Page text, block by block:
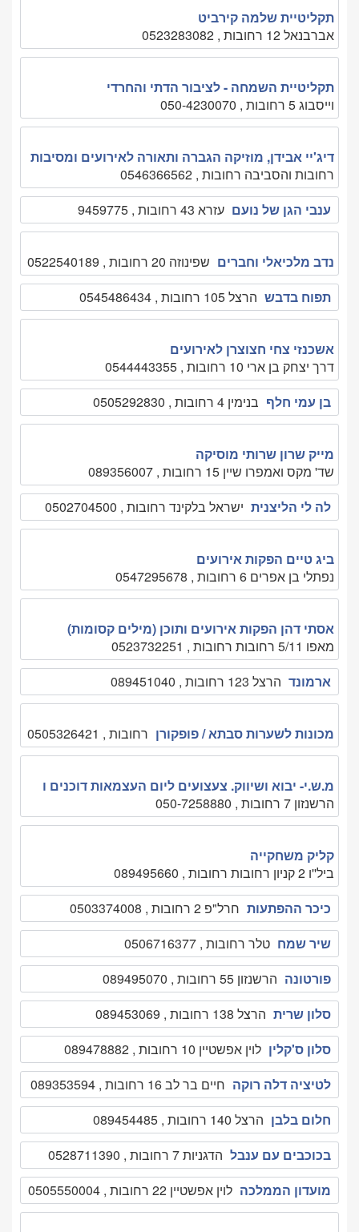
תקליטיית שלמה קירביט
אברבנאל 12 רחובות , 0523283082
תקליטיית השמחה - לציבור הדתי והחרדי
וייסבוג 5 רחובות , 050-4230070
דיג'יי אבידן, מוזיקה הגברה ותאורה לאירועים ומסיבות
רחובות והסביבה רחובות , 0546366562
ענבי הגן של נועם עזרא 43 רחובות , 9459775
נדב מלכיאלי וחברים שפינוזה 20 רחובות , 0522540189
תפוח בדבש הרצל 105 רחובות , 0545486434
אשכנזי צחי חצוצרן לאירועים
דרך יצחק בן ארי 10 רחובות , 0544443355
בן עמי חלף בנימין 4 רחובות , 0505292830
מייק שרון שרותי מוסיקה
שד' מקס ואמפרו שיין 15 רחובות , 089356007
לה לי הליצנית ישראל בלקינד רחובות , 0502704500
ביג טיים הפקות אירועים
נפתלי בן אפרים 6 רחובות , 0547295678
אסתי דהן הפקות אירועים ותוכן (מילים קסומות)
מאפו 5/11 רחובות רחובות , 0523732251
ארמונד הרצל 123 רחובות , 089451040
מכונות לשערות סבתא / פופקורן רחובות , 0505326421
מ.ש.י- יבוא ושיווק. צעצועים ליום העצמאות דוכנים ו
הרשנזון 7 רחובות , 050-7258880
קליק משחקייה
ביל''ו 2 קניון רחובות רחובות , 089495660
כיכר ההפתעות חרל"פ 2 רחובות , 0503374008
שיר שמח טלר רחובות , 0506716377
פורטונה הרשנזון 55 רחובות , 089495070
סלון שרית הרצל 138 רחובות , 089453069
סלון ס'קלין לוין אפשטיין 10 רחובות , 089478882
לטיציה דלה רוקה חיים בר לב 16 רחובות , 089353594
חלום בלבן הרצל 140 רחובות , 089454485
בכוכבים עם ענבל הדגניות 7 רחובות , 0528711390
מועדון הממלכה לוין אפשטיין 22 רחובות , 0505550004